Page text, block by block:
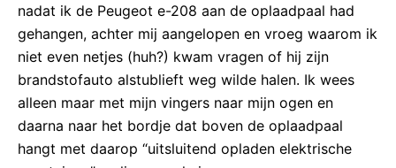
nadat ik de Peugeot e-208 aan de oplaadpaal had
gehangen, achter mij aangelopen en vroeg waarom ik
niet even netjes (huh?) kwam vragen of hij zijn
brandstofauto alstublieft weg wilde halen. Ik wees
alleen maar met mijn vingers naar mijn ogen en
daarna naar het bordje dat boven de oplaadpaal
hangt met daarop “uitsluitend opladen elektrische